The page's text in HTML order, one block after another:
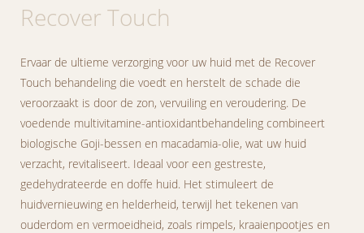
Recover Touch
Ervaar de ultieme verzorging voor uw huid met de Recover
Touch behandeling die voedt en herstelt de schade die
veroorzaakt is door de zon, vervuiling en veroudering. De
voedende multivitamine-antioxidantbehandeling combineert
biologische Goji-bessen en macadamia-olie, wat uw huid
verzacht, revitaliseert. Ideaal voor een gestreste,
gedehydrateerde en doffe huid. Het stimuleert de
huidvernieuwing en helderheid, terwijl het tekenen van
ouderdom en vermoeidheid, zoals rimpels, kraaienpootjes en